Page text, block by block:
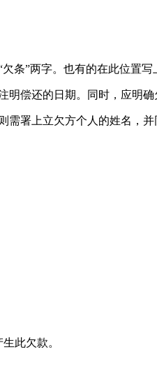
”两字。也有的在此位置
偿还的日期。同时，应明确
署上立欠方个人的姓名，
此欠款。